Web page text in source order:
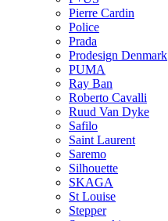
Pierre Cardin
Police
Prada
Prodesign Denmark
PUMA
Ray Ban
Roberto Cavalli
Ruud Van Dyke
Safilo
Saint Laurent
Saremo
Silhouette
SKAGA
St Louise
Stepper